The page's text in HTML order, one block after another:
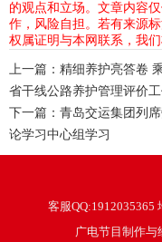
的观点和立场。文章内容
作，风险自担。若有来源
权属证明与本网联系，我
上一篇： 精细养护亮答卷
省干线公路养护管理评价
下一篇： 青岛交运集团列
论学习中心组学习
客服QQ:1912035365
广电节目制作与